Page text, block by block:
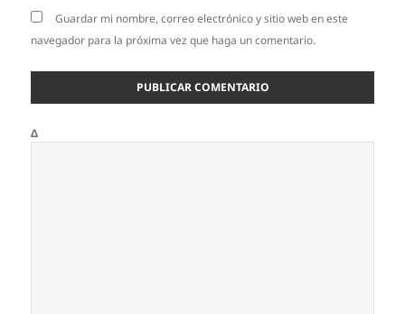
Guardar mi nombre, correo electrónico y sitio web en este
navegador para la próxima vez que haga un comentario.
Δ